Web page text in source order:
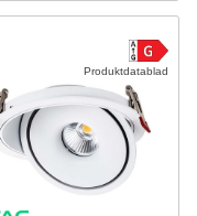
Produktdatablad